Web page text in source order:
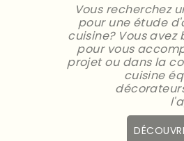
Vous recherchez
pour une étude
cuisine? Vous avez
pour vous
projet ou dans la
cuisine